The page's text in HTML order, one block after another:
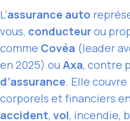
L’assurance auto
vous, conducteurou
comme Covéa (leader
en 2025) ou Axa, contre
d’assurance. Elle couvre
corporels et financiers
accident, vol, incendie,